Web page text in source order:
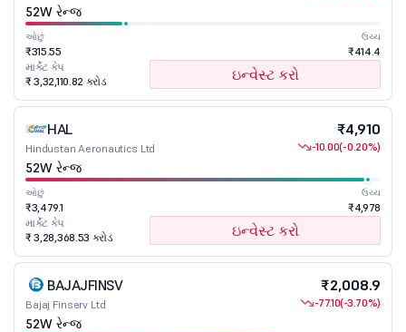
52W રેન્જ
ઓછું
₹315.55
ઉચ્ચ
₹414.4
માર્કેટ કેપ
₹ 3,32,110.82 કરોડ
ઇન્વેસ્ટ કરો
HAL
Hindustan Aeronautics Ltd
₹4,910
-10.00(-0.20%)
52W રેન્જ
ઓછું
₹3,479.1
ઉચ્ચ
₹4,978
માર્કેટ કેપ
₹ 3,28,368.53 કરોડ
ઇન્વેસ્ટ કરો
BAJAJFINSV
Bajaj Finserv Ltd
₹2,008.9
-77.10(-3.70%)
52W રેન્જ